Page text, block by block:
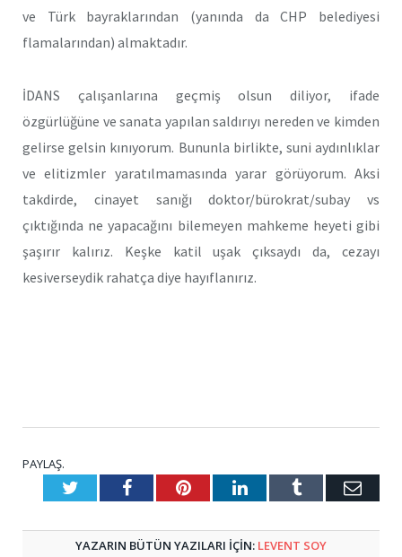
ve Türk bayraklarından (yanında da CHP belediyesi
flamalarından) almaktadır.
İDANS çalışanlarına geçmiş olsun diliyor, ifade
özgürlüğüne ve sanata yapılan saldırıyı nereden ve kimden
gelirse gelsin kınıyorum. Bununla birlikte, suni aydınlıklar
ve elitizmler yaratılmamasında yarar görüyorum. Aksi
takdirde, cinayet sanığı doktor/bürokrat/subay vs
çıktığında ne yapacağını bilemeyen mahkeme heyeti gibi
şaşırır kalırız. Keşke katil uşak çıksaydı da, cezayı
kesiverseydik rahatça diye hayıflanırız.
PAYLAŞ.
TwitterFacebookPinterestLinkedInTumblr E-
YAZARIN BÜTÜN YAZILARI IÇIN: LEVENT SOY